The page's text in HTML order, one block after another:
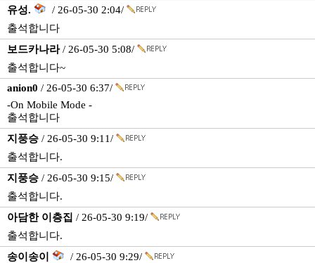
유성.
/ 26-05-30 2:04/
출석합니다
보드카나라/ 26-05-30 5:08/
출석합니다~
anion0 / 26-05-30 6:37/
-On Mobile Mode -
출석합니다
지풍승 / 26-05-30 9:11/
출석합니다.
지풍승 / 26-05-30 9:15/
출석합니다.
아담한 이층집 / 26-05-30 9:19/
출석합니다.
송이송이
/ 26-05-30 9:29/